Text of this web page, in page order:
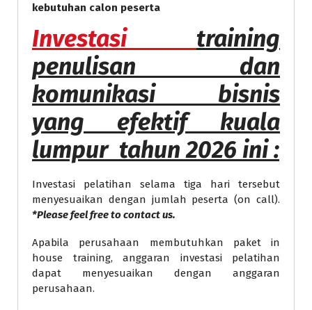
kebutuhan calon peserta
Investasi training
penulisan dan
komunikasi bisnis
yang efektif kuala
lumpur tahun 2026 ini :
Investasi pelatihan selama tiga hari tersebut
menyesuaikan dengan jumlah peserta (on call).
*Please feel free to contact us.
Apabila perusahaan membutuhkan paket in
house training, anggaran investasi pelatihan
dapat menyesuaikan dengan anggaran
perusahaan.